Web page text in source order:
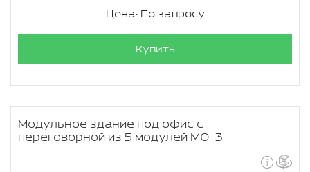
Цена: По запросу
Купить
Модульное здание под офис с
переговорной из 5 модулей МО-3